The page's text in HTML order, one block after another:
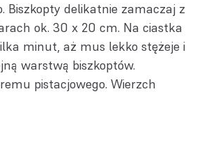
delikatnie zamaczaj z
ok. 30 x 20 cm. Na ciastka
minut, aż mus lekko stężeje i
warstwą biszkoptów.
pistacjowego. Wierzch